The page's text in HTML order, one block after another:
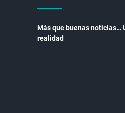
Más que buenas noticias…
realidad